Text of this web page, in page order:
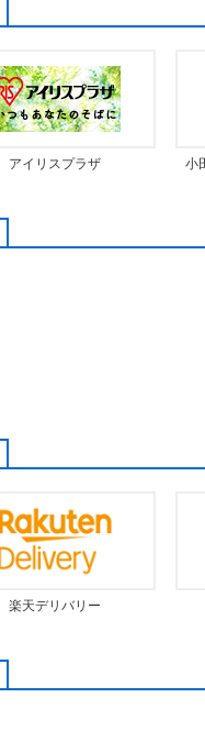
アイリスプラザ 小
楽天デリバリー